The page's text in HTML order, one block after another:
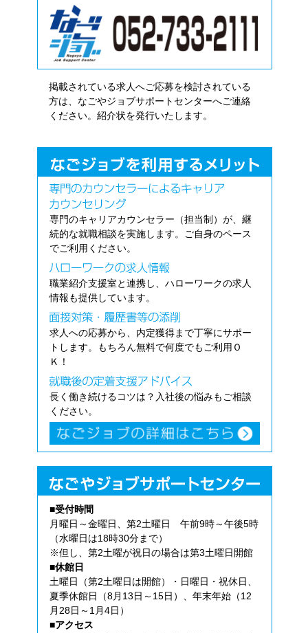
掲載されている求人へご応募を検討されている
方は、なごやジョブサポートセンターへご連絡
ください。紹介状を発行いたします。
専門のキャリアカウンセラー（担当制）が、継
続的な就職相談を実施します。ご自身のペース
でご利用ください。
職業紹介支援室と連携し、ハローワークの求人
情報も提供しています。
求人への応募から、内定獲得まで丁寧にサポー
トします。もちろん無料で何度でもご利用Ｏ
Ｋ！
長く働き続けるコツは？入社後の悩みもご相談
ください。
■受付時間
月曜日～金曜日、第2土曜日 午前9時～午後5時
（水曜日は18時30分まで）
※但し、第2土曜が祝日の場合は第3土曜日開館
■休館日
土曜日（第2土曜日は開館）・日曜日・祝休日、
夏季休館日（8月13日～15日）、年末年始（12
月28日～1月4日）
■アクセス